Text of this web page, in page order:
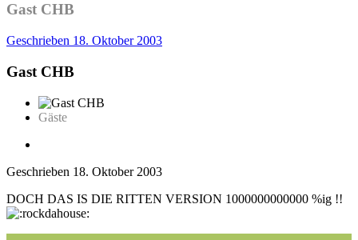
Gast CHB
Geschrieben 18. Oktober 2003
Gast CHB
Gäste
Geschrieben 18. Oktober 2003
DOCH DAS IS DIE RITTEN VERSION 1000000000000 %ig !!